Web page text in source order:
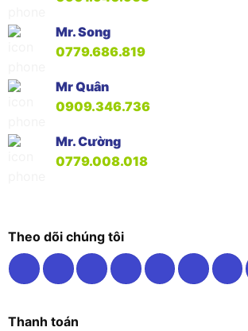
Mr. Song
0779.686.819
Mr Quân
0909.346.736
Mr. Cường
0779.008.018
Theo dõi chúng tôi
Thanh toán